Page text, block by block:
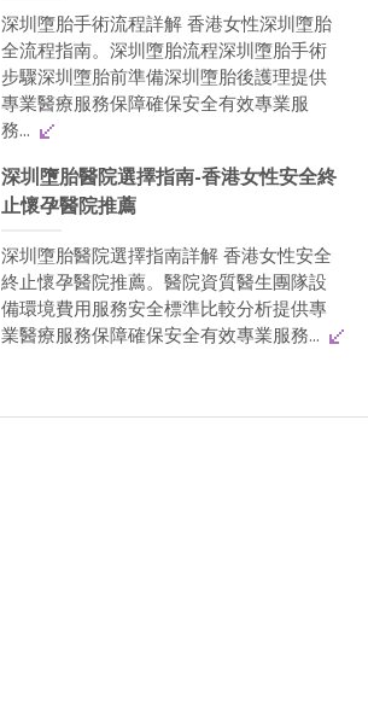
深圳墮胎手術流程詳解 香港女性深圳墮胎
全流程指南。深圳墮胎流程深圳墮胎手術
步驟深圳墮胎前準備深圳墮胎後護理提供
專業醫療服務保障確保安全有效專業服
務...
深圳墮胎醫院選擇指南-香港女性安全終
止懷孕醫院推薦
深圳墮胎醫院選擇指南詳解 香港女性安全
終止懷孕醫院推薦。醫院資質醫生團隊設
備環境費用服務安全標準比較分析提供專
業醫療服務保障確保安全有效專業服務...